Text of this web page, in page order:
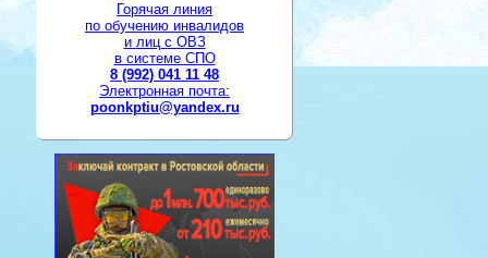
Горячая линия
по обучению инвалидов
и лиц с ОВЗ
в системе СПО
8 (992) 041 11 48
Электронная почта:
poonkptiu@yandex.ru